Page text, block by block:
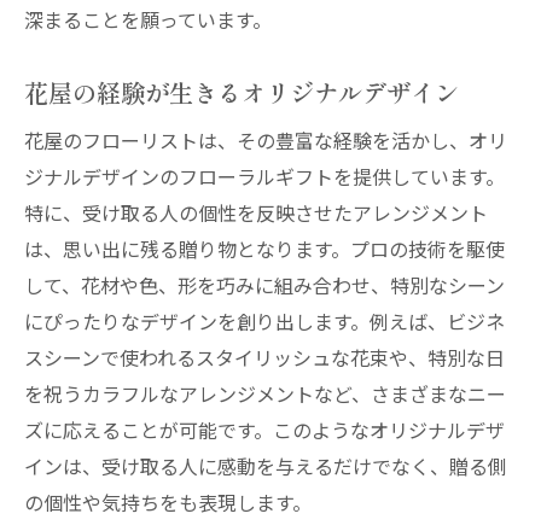
深まることを願っています。
花屋の経験が生きるオリジナルデザイン
花屋のフローリストは、その豊富な経験を活かし、オリ
ジナルデザインのフローラルギフトを提供しています。
特に、受け取る人の個性を反映させたアレンジメント
は、思い出に残る贈り物となります。プロの技術を駆使
して、花材や色、形を巧みに組み合わせ、特別なシーン
にぴったりなデザインを創り出します。例えば、ビジネ
スシーンで使われるスタイリッシュな花束や、特別な日
を祝うカラフルなアレンジメントなど、さまざまなニー
ズに応えることが可能です。このようなオリジナルデザ
インは、受け取る人に感動を与えるだけでなく、贈る側
の個性や気持ちをも表現します。